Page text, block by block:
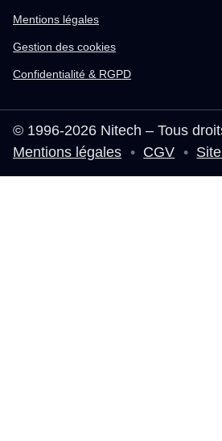
Mentions légales
Gestion des cookies
Confidentialité & RGPD
© 1996-2026 Nitech – Tous
Mentions légales • CGV •